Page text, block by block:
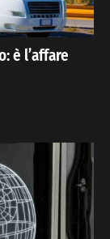
è l’affare